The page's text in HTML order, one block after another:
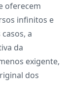
oferecem
infinitos e
a
da
exigente,
dos